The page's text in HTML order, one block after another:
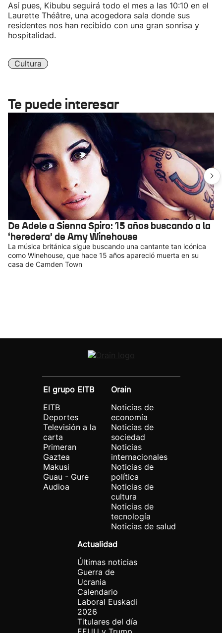
Así pues, Kibubu seguirá todo el mes a las 10:10 en el
Laurette Théâtre, una acogedora sala donde sus
residentes nos han recibido con una gran sonrisa y
hospitalidad.
Cultura
Te puede interesar
De Adele a Sienna Spiro: 15 años buscando a la
‘heredera’ de Amy Winehouse
La música británica sigue buscando una cantante tan icónica
como Winehouse, que hace 15 años apareció muerta en su
casa de Camden Town
El grupo EITB
EITB
Deportes
Televisión a la
carta
Primeran
Gaztea
Makusi
Guau - Gure
Audioa
Orain
Noticias de
economía
Noticias de
sociedad
Noticias
internacionales
Noticias de
política
Noticias de
cultura
Noticias de
tecnología
Noticias de salud
Actualidad
Últimas noticias
Guerra de
Ucrania
Calendario
Laboral Euskadi
2026
Titulares del día